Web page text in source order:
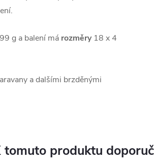
g a balení má rozměry18 x 4
a dalšími brzděnými
tomuto produktu